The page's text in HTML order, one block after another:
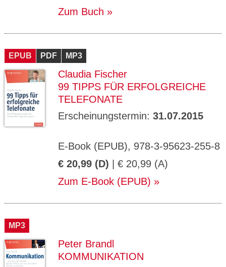
Zum Buch
EPUB PDF MP3
Claudia Fischer
99 TIPPS FÜR ERFOLGREICHE
TELEFONATE
Erscheinungstermin: 31.07.2015
E-Book (EPUB), 978-3-95623-255-8
€ 20,99 (D) | € 20,99 (A)
Zum E-Book (EPUB)
MP3
Peter Brandl
KOMMUNIKATION